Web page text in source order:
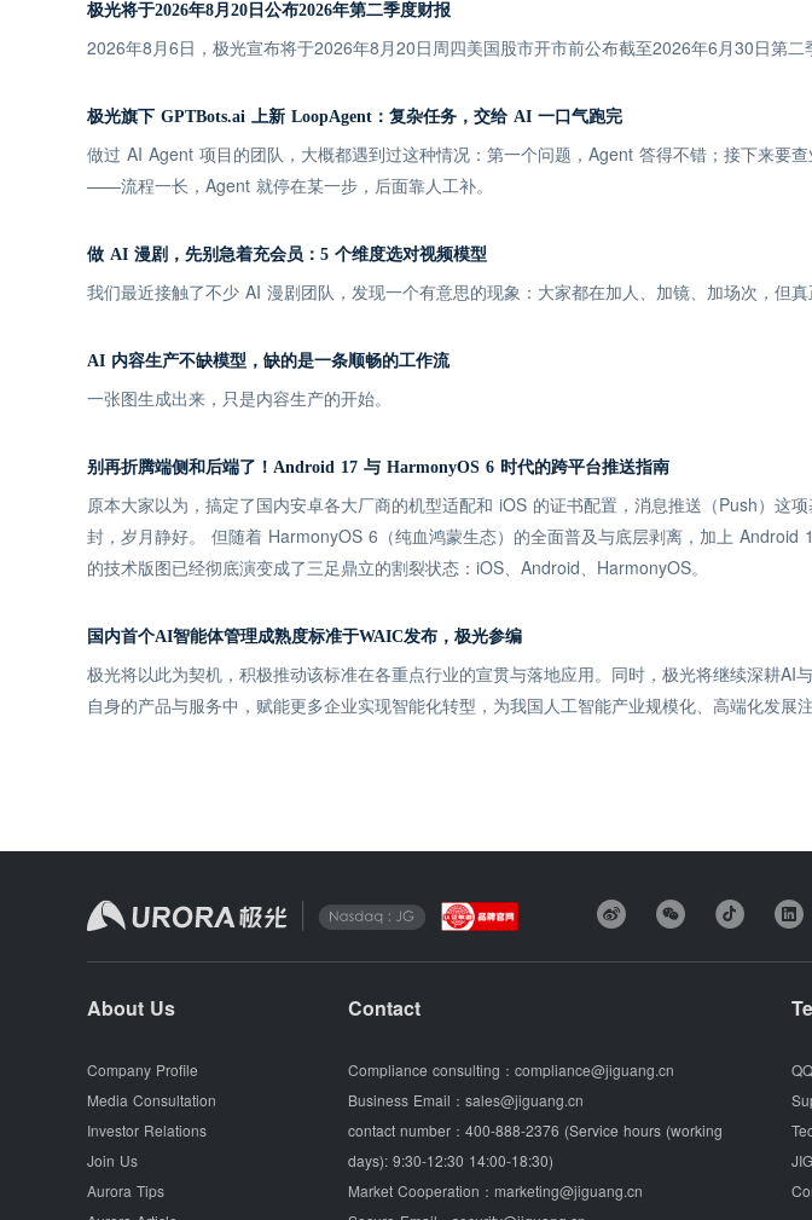
极光将于2026年8月20日公布2026年第二季度财报
2026年8月6日，极光宣布将于2026年8月20日周四美国股市开市前公布截至2026年6月30日第二
极光旗下 GPTBots.ai 上新 LoopAgent：复杂任务，交给 AI 一口气跑完
做过 AI Agent 项目的团队，大概都遇到过这种情况：第一个问题，Agent 答得不错；接下来要
——流程一长，Agent 就停在某一步，后面靠人工补。
做 AI 漫剧，先别急着充会员：5 个维度选对视频模型
我们最近接触了不少 AI 漫剧团队，发现一个有意思的现象：大家都在加人、加镜、加场次，但真
AI 内容生产不缺模型，缺的是一条顺畅的工作流
一张图生成出来，只是内容生产的开始。
别再折腾端侧和后端了！Android 17 与 HarmonyOS 6 时代的跨平台推送指南
原本大家以为，搞定了国内安卓各大厂商的机型适配和 iOS 的证书配置，消息推送（Push）这
封，岁月静好。 但随着 HarmonyOS 6（纯血鸿蒙生态）的全面普及与底层剥离，加上 Android
的技术版图已经彻底演变成了三足鼎立的割裂状态：iOS、Android、HarmonyOS。
国内首个AI智能体管理成熟度标准于WAIC发布，极光参编
极光将以此为契机，积极推动该标准在各重点行业的宣贯与落地应用。同时，极光将继续深耕AI
自身的产品与服务中，赋能更多企业实现智能化转型，为我国人工智能产业规模化、高端化发展
About Us
Company Profile
Media Consultation
Investor Relations
Join Us
Aurora Tips
Contact
Compliance consulting： compliance@jiguang.cn
Business Email： sales@jiguang.cn
contact number： 400-888-2376 (Service hours (working
days): 9:30-12:30 14:00-18:30)
Market Cooperation： marketing@jiguang.cn